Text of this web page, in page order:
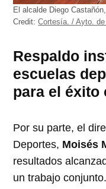
El alcalde Diego
Credit: Cortesía. / Ayto. de
Respaldo
escuelas
para el éxito
Por su parte, el
Deportes, Moisés
resultados
un trabajo conjunto.